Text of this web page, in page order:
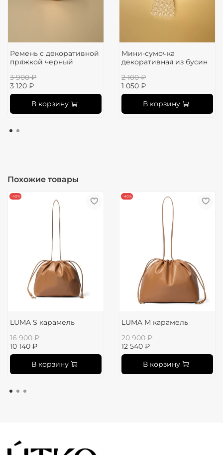
Ремень с декоративной
пряжкой черный
3 900 ₽
3 120 ₽
В корзину
Мини-сумочка
декоративная из бусин
2 100 ₽
1 050 ₽
В корзину
Похожие товары
-40%
LUMA S карамель
16 900 ₽
10 140 ₽
В корзину
-40%
LUMA М карамель
20 900 ₽
12 540 ₽
В корзину